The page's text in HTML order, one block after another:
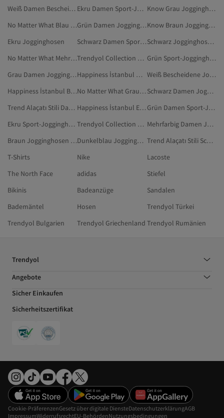
Weiß Damen Bescheidene Jogginghose
Ekru Damen Sport-Jogginghosen
Know Grau Jogginghosen
No Matter What Blau Bescheidene Jogginghose
Grün Damen Jogginghosen In Übergröße
Know Braun Jogginghosen
Ekru Jogginghosen
Schwarz Damen Sport-Jogginghosen
Schwarz Jogginghosen In Übergröße
No Matter What Mehrfarbig Jogginghosen
Trendyol Collection Mehrfarbig Jogginghosen
Grün Sport-Jogginghosen
Grau Damen Jogginghosen
Happiness İstanbul Mehrfarbig Jogginghosen
Weiß Bescheidene Jogginghose
Happiness İstanbul Braun Jogginghosen
No Matter What Grau Bescheidene Jogginghose
Schwarz Damen Jogginghosen In Übergröße
Trend Alaçatı Stili Damen Jogginghosen
Happiness İstanbul Ekru Jogginghosen
Grün Damen Sport-Jogginghosen
Ekru Sport-Jogginghosen
Trendyol Collection Schwarz Jogginghosen In Übergröße
Mehrfarbig Damen Jogginghosen
Braun Jogginghosen In Übergröße
Dunkelblau Jogginghosen In Übergröße
Trend Alaçatı Stili Schwarz Jogginghosen
T-Shirts
Nike
Lacoste
The North Face
adidas
Stiefel
Bikinis
Badeanzüge
Sandalen
Bademäntel
Hosen
Trendyol Türkei
Trendyol Bulgarien
Trendyol Griechenland Trendyol Rumänien
Trendyol
Angebote
Sicher Einkaufen
Sicherheitszertifikat
Cookie-PräferenzenGesetz über digitale DiensteDatenschutzerklärungAGB
ImpressumWiderrufsrechtEU-BehördenNutzungsbedingungen